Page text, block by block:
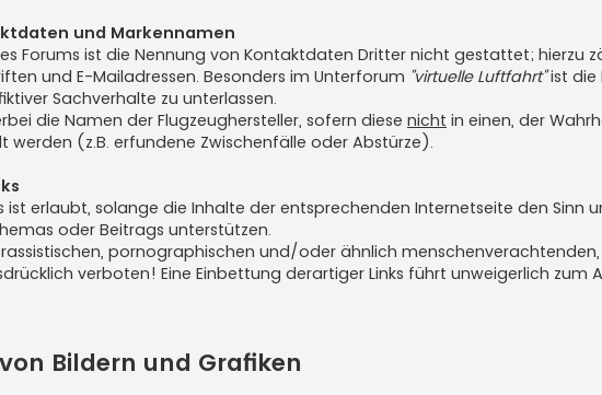
und Markennamen
Forums ist die Nennung von Kontaktdaten Dritter nicht gestattet; hierzu
und E-Mailadressen. Besonders im Unterforum "virtuelle Luftfahrt"ist die
Sachverhalte zu unterlassen.
die Namen der Flugzeughersteller, sofern diese nicht in einen, der
werden (z.B. erfundene Zwischenfälle oder Abstürze).
ist erlaubt, solange die Inhalte der entsprechenden Internetseite den Sinn
oder Beitrags unterstützen.
rassistischen, pornographischen und/oder ähnlich
verboten! Eine Einbettung derartiger Links führt unweigerlich zum
Bildern und Grafiken